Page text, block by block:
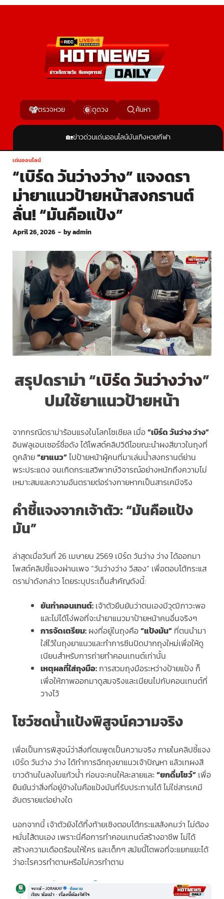
ตรวจหวย ดูดวง ค้นหา
🏡ข่าวด่วนเด่นออนไลน์บันเทิงหวยกีฬา
เด่นออนไลน์
“เบิร์ด วันว่างว่าง” แจงดรา
ม่ายาแนวป้ายหน้าสงกรานต์
ลั่น! “มันคือแป้ง”
April 26, 2026 - byadmin
สรุปดราม่า “เบิร์ด วันว่างว่าง”
ปมใช้ยาแนวป้ายหน้า
จากกรณีดราม่าร้อนแรงในโลกโซเชียล เมื่อ“เบิร์ด วันว่าง ว่าง”
อินฟลูเอนเซอร์ชื่อดัง ได้โพสต์คลิปวิดีโอขณะนำผงสีขาวในถุงที่
ดูคล้าย“ยาแนว”ไปป้ายหน้าผู้คนที่มาเล่นน้ำสงกรานต์ย่าน
พระประแดง จนเกิดกระแสวิพากษ์วิจารณ์อย่างหนักถึงความไม่
เหมาะสมและความอันตรายต่อร่างกายหากเป็นสารเคมีจริง
คำชี้แจงจากเจ้าตัว: “มันคือแป้ง
มัน”
ล่าสุดเมื่อวันที่ 26 เมษายน 2569 เบิร์ด วันว่าง ว่าง ได้ออกมา
โพสต์คลิปชี้แจงผ่านเพจ “วันว่างว่าง วีสอง” เพื่อตอบโต้กระแส
ดราม่าดังกล่าว โดยระบุประเด็นสำคัญดังนี้:
ยันทำคอนเทนต์: เจ้าตัวยืนยันว่าตนเองมีวุฒิภาวะพอ
และไม่ได้โง่พอที่จะนำยาแนวมาป้ายหน้าคนอื่นจริงๆ
การจัดเตรียม: ผงที่อยู่ในถุงคือ“แป้งมัน” ที่ตนนำมา
ใส่ไว้ในถุงยาแนวและทำการซีนปิดปากถุงใหม่เพื่อให้ดู
เนียนสำหรับการถ่ายทำคอนเทนต์เท่านั้น
เหตุผลที่ใส่ถุงมือ:การสวมถุงมือระหว่างป้ายแป้ง ก็
เพื่อให้ภาพออกมาดูสมจริงและเนียนไปกับคอนเทนต์ที่
วางไว้
โชว์ซดน้ำแป้งพิสูจน์ความจริง
เพื่อเป็นการพิสูจน์ว่าสิ่งที่ตนพูดเป็นความจริง ภายในคลิปชี้แจง
เบิร์ด วันว่าง ว่าง ได้ทำการฉีกถุงยาแนวเจ้าปัญหา แล้วเทผงสี
ขาวด้านในลงในแก้วน้ำ ก่อนจะคนให้ละลายและ“ยกดื่มโชว์” เพื่อ
ยืนยันว่าสิ่งที่อยู่ข้างในคือแป้งมันที่รับประทานได้ ไม่ใช่สารเคมี
อันตรายแต่อย่างใด
นอกจากนี้ เจ้าตัวยังได้ทิ้งท้ายเชิงตอบโต้กระแสสังคมว่า ไม่ต้อง
หมั่นไส้ตนเอง เพราะนี่คือการทำคอนเทนต์สร้างอาชีพ ไม่ได้
สร้างความเดือดร้อนให้ใคร และเด็กๆ สมัยนี้โตพอที่จะแยกแยะได้
ว่าอะไรควรทำตามหรือไม่ควรทำตาม